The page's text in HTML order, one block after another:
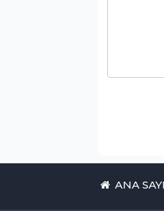
ANA